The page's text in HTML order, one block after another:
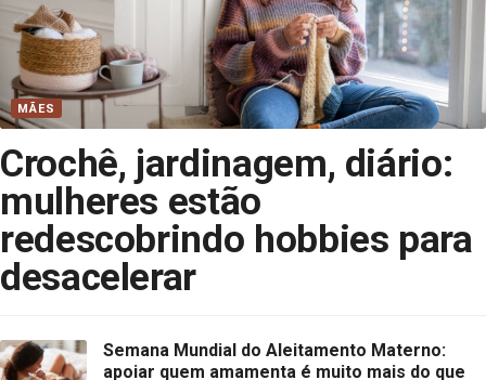
MÃES
Crochê, jardinagem, diário:
mulheres estão
redescobrindo hobbies para
desacelerar
Semana Mundial do Aleitamento Materno:
apoiar quem amamenta é muito mais do que